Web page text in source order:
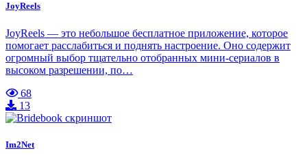
JoyReels
JoyReels — это небольшое бесплатное приложение, которое
помогает расслабиться и поднять настроение. Оно содержит
огромный выбор тщательно отобранных мини-сериалов в
высоком разрешении, по…
68
13
Im2Net